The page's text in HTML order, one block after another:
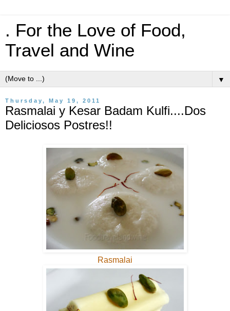
. For the Love of Food,
Travel and Wine
▼
Thursday, May 19, 2011
Rasmalai y Kesar Badam Kulfi....Dos
Deliciosos Postres!!
Rasmalai